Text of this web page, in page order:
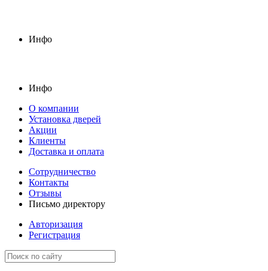
Инфо
Инфо
О компании
Установка дверей
Акции
Клиенты
Доставка и оплата
Сотрудничество
Контакты
Отзывы
Письмо директору
Авторизация
Регистрация